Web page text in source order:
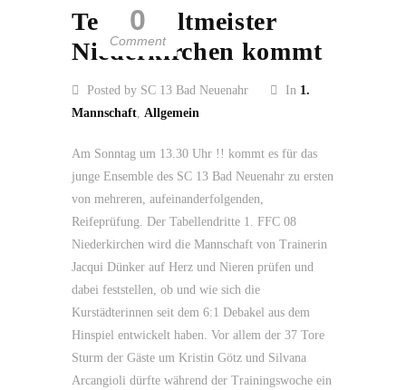
0
Comment
Team – Altmeister
Niederkirchen kommt
Posted by SC 13 Bad Neuenahr In 1.
Mannschaft, Allgemein
Am Sonntag um 13.30 Uhr !! kommt es für das
junge Ensemble des SC 13 Bad Neuenahr zu ersten
von mehreren, aufeinanderfolgenden,
Reifeprüfung. Der Tabellendritte 1. FFC 08
Niederkirchen wird die Mannschaft von Trainerin
Jacqui Dünker auf Herz und Nieren prüfen und
dabei feststellen, ob und wie sich die
Kurstädterinnen seit dem 6:1 Debakel aus dem
Hinspiel entwickelt haben. Vor allem der 37 Tore
Sturm der Gäste um Kristin Götz und Silvana
Arcangioli dürfte während der Trainingswoche ein